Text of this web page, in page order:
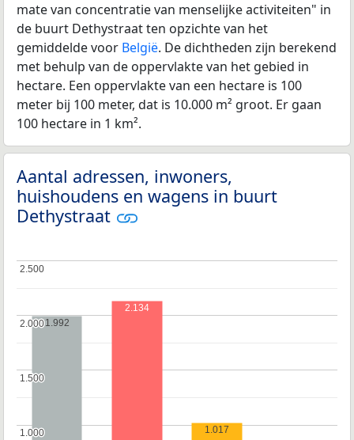
mate van concentratie van menselijke activiteiten" in
de buurt Dethystraat ten opzichte van het
gemiddelde voor België. De dichtheden zijn berekend
met behulp van de oppervlakte van het gebied in
hectare. Een oppervlakte van een hectare is 100
meter bij 100 meter, dat is 10.000 m² groot. Er gaan
100 hectare in 1 km².
Aantal adressen, inwoners,
huishoudens en wagens in buurt
Dethystraat
1.000
1.000
1.500
1.500
2.000
2.000
2.500
2.500
1.992
2.134
1.017